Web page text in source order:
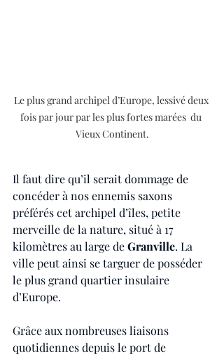
Le plus grand archipel d’Europe, lessivé deux
fois par jour par les plus fortes marées  du
Vieux Continent.
Il faut dire qu’il serait dommage de
concéder à nos ennemis saxons
préférés cet archipel d’îles, petite
merveille de la nature, situé à 17
kilomètres au large de Granville. La
ville peut ainsi se targuer de posséder
le plus grand quartier insulaire
d’Europe.
Grâce aux nombreuses liaisons
quotidiennes depuis le port de